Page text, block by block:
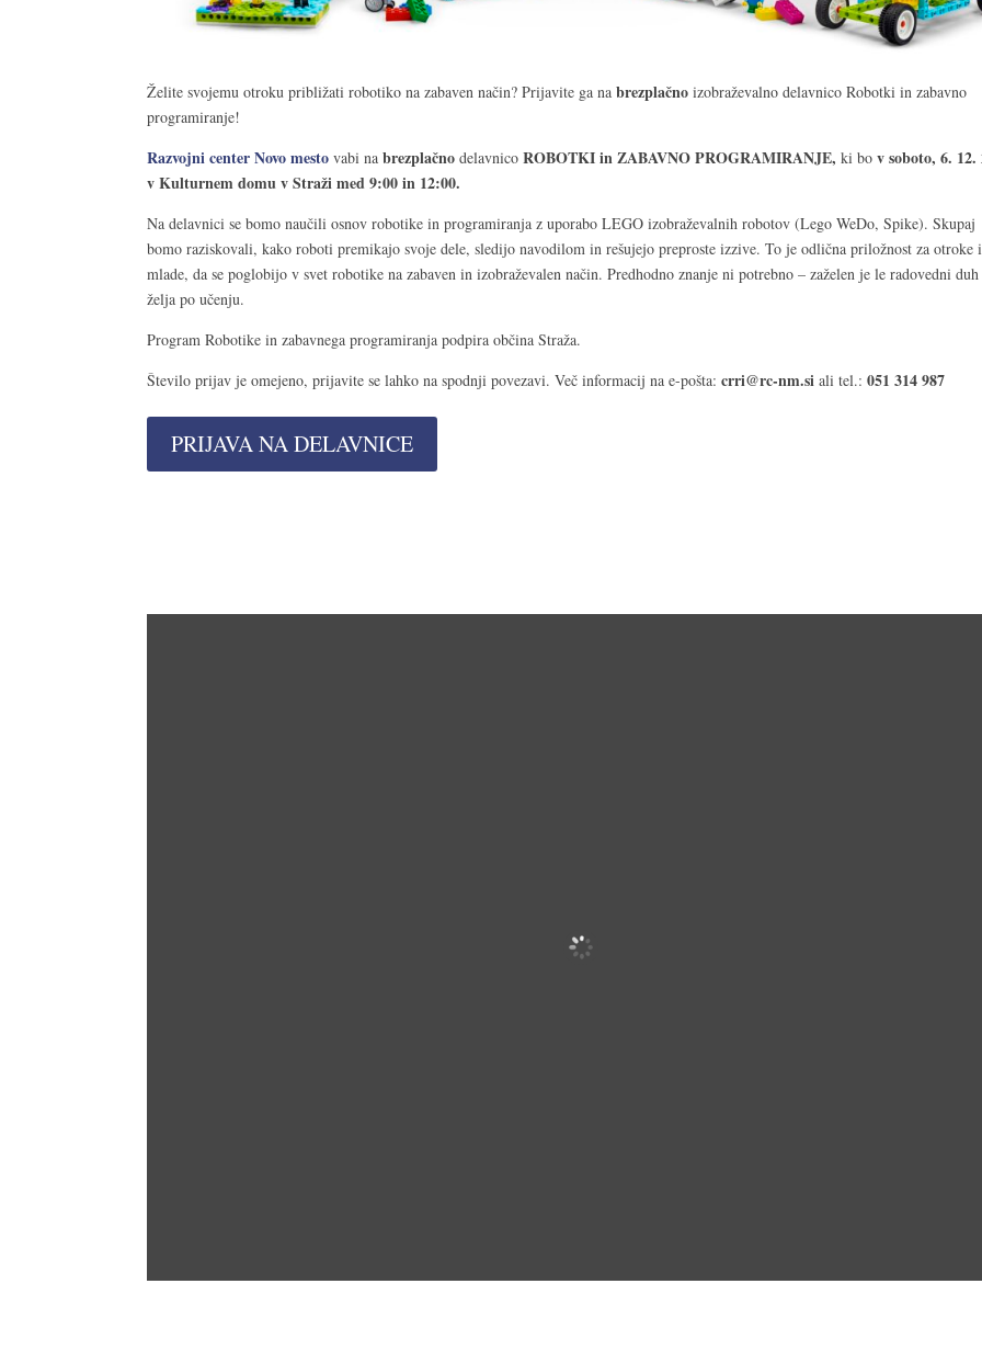
Želite svojemu otroku približati robotiko na zabaven način? Prijavite ga nabrezplačno izobraževalno delavnico Robotki in zabavno
programiranje!
Razvojni center Novo mesto vabi nabrezplačno delavnicoROBOTKI in ZABAVNO PROGRAMIRANJE,ki bov soboto, 6. 12.
v Kulturnem domu v Straži med 9:00 in 12:00.
Na delavnici se bomo naučili osnov robotike in programiranja z uporabo LEGO izobraževalnih robotov (Lego WeDo, Spike). Skupaj
bomo raziskovali, kako roboti premikajo svoje dele, sledijo navodilom in rešujejo preproste izzive. To je odlična priložnost za otroke
mlade, da se poglobijo v svet robotike na zabaven in izobraževalen način. Predhodno znanje ni potrebno – zaželen je le radovedni
želja po učenju.
Program Robotike in zabavnega programiranja podpira občina Straža.
Število prijav je omejeno, prijavite se lahko na spodnji povezavi. Več informacij na e-pošta:crri@rc-nm.si ali tel.:051 314 987
PRIJAVA NA DELAVNICE